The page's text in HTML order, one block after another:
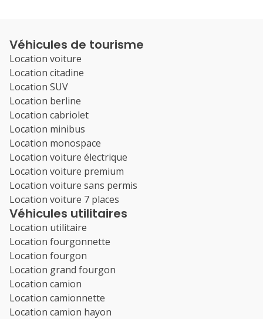
Véhicules de tourisme
Location voiture
Location citadine
Location SUV
Location berline
Location cabriolet
Location minibus
Location monospace
Location voiture électrique
Location voiture premium
Location voiture sans permis
Location voiture 7 places
Véhicules utilitaires
Location utilitaire
Location fourgonnette
Location fourgon
Location grand fourgon
Location camion
Location camionnette
Location camion hayon